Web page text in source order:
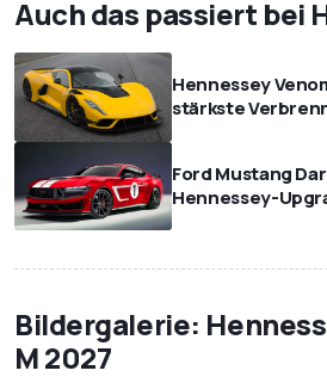
Auch das passiert bei
Hennessey
stärkste
Ford Mustang
Hennessey-
Bildergalerie:
M 2027